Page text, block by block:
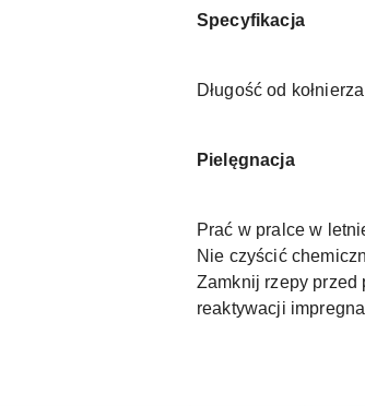
Specyfikacja
Długość od
Pielęgnacja
Prać w pralce w
Nie czyścić
Zamknij rzepy przed
reaktywacji